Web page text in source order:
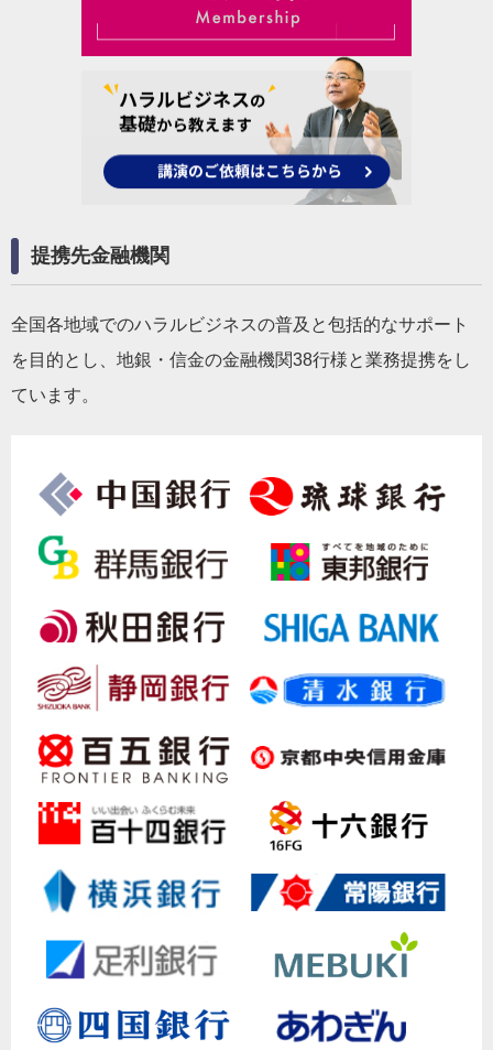
提携先金融機関
全国各地域でのハラルビジネスの普及と包括的なサポート
を目的とし、地銀・信金の金融機関38行様と業務提携をし
ています。